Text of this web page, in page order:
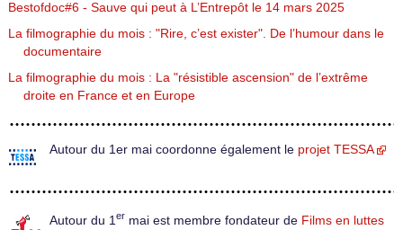
Bestofdoc#6 - Sauve qui peut à L’Entrepôt le 14 mars 2025
La filmographie du mois : "Rire, c’est exister". De l’humour dans le
documentaire
La filmographie du mois : La "résistible ascension" de l’extrême
droite en France et en Europe
Autour du 1er mai coordonne également le projet TESSA
Autour du 1 er mai est membre fondateur de Films en luttes